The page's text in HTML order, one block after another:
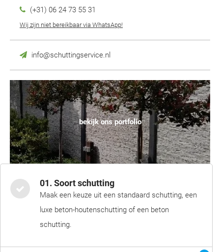
(+31) 06 24 73 55 31
Wij zijn niet bereikbaar via WhatsApp!
info@schuttingservice.nl
bekijk ons portfolio
01. Soort schutting
Maak een keuze uit een standaard schutting, een
luxe beton-houtenschutting of een beton
schutting.